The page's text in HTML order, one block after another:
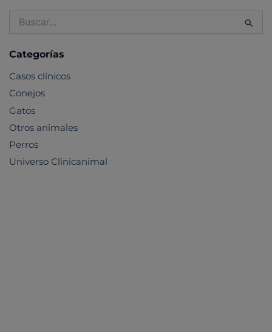
por:
Categorías
Casos clínicos
Conejos
Gatos
Otros animales
Perros
Universo Clinicanimal